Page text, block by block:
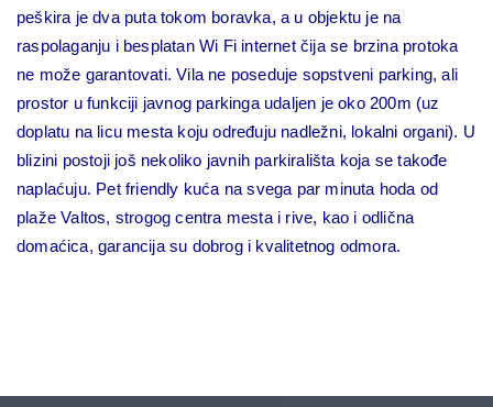
peškira je dva puta tokom boravka, a u objektu je na
raspolaganju i besplatan Wi Fi internet čija se brzina protoka
ne može garantovati. Vila ne poseduje sopstveni parking, ali
prostor u funkciji javnog parkinga udaljen je oko 200m (uz
doplatu na licu mesta koju određuju nadležni, lokalni organi). U
blizini postoji još nekoliko javnih parkirališta koja se takođe
naplaćuju. Pet friendly kuća na svega par minuta hoda od
plaže Valtos, strogog centra mesta i rive, kao i odlična
domaćica, garancija su dobrog i kvalitetnog odmora.